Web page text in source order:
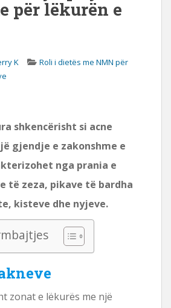
për lëkurën e
K
Roli i dietës me NMN për
shkencërisht si acne
gjendje e zakonshme e
nga prania e
të zeza, pikave të bardha
kisteve dhe nyjeve.
zonat e lëkurës me një